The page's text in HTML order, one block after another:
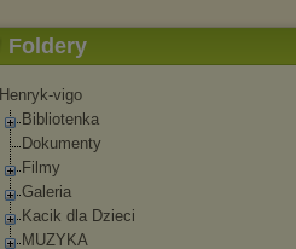
Foldery
Henryk-vigo
Bibliotenka
Dokumenty
Filmy
Galeria
Kacik dla Dzieci
MUZYKA